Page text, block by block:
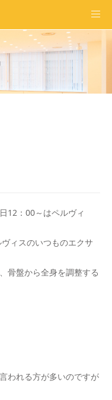
12：00～はペルヴィ
ィスのいつものエクサ
骨盤から全身を調整する
われる方が多いのですが